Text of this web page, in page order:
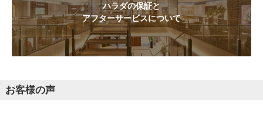
ハラダの保証と
アフターサービスについて
お客様の声